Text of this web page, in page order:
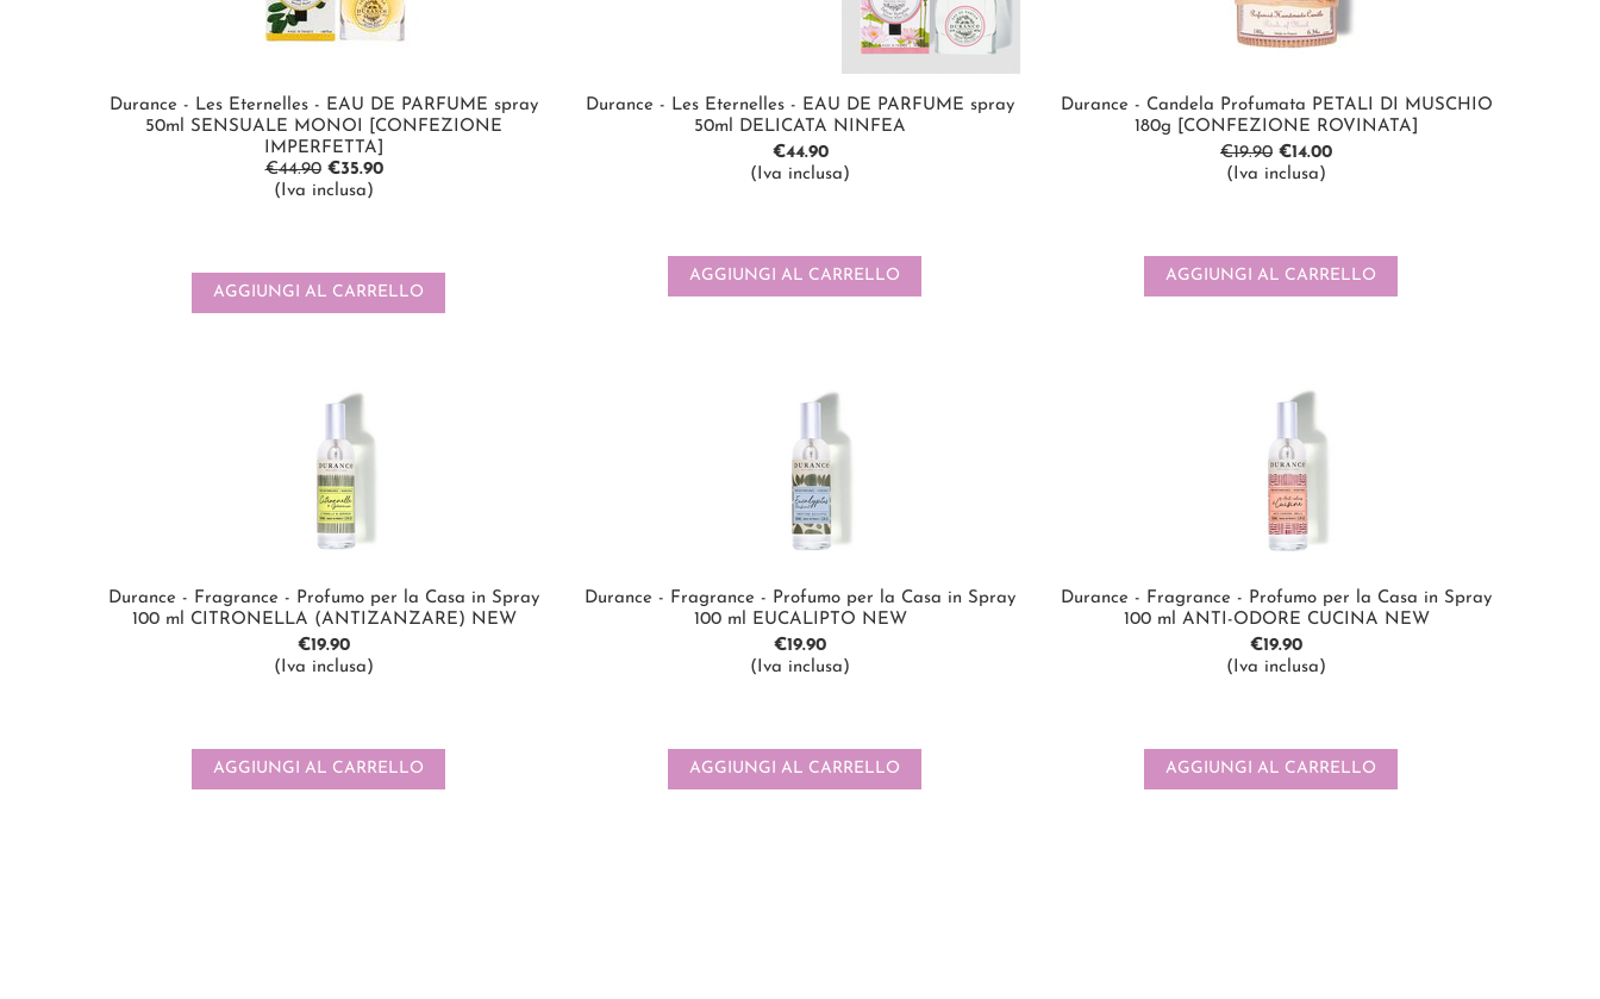
Durance - Les Eternelles - EAU DE PARFUME spray
50ml SENSUALE MONOI [CONFEZIONE
IMPERFETTA]
€44.90 €35.90
(Iva inclusa)
AGGIUNGI AL CARRELLO
Durance - Les Eternelles - EAU DE PARFUME spray
50ml DELICATA NINFEA
€44.90
(Iva inclusa)
AGGIUNGI AL CARRELLO
Durance - Candela Profumata PETALI DI MUSCHIO
180g [CONFEZIONE ROVINATA]
€19.90 €14.00
(Iva inclusa)
AGGIUNGI AL CARRELLO
Durance - Fragrance - Profumo per la Casa in Spray
100 ml CITRONELLA (ANTIZANZARE) NEW
€19.90
(Iva inclusa)
AGGIUNGI AL CARRELLO
Durance - Fragrance - Profumo per la Casa in Spray
100 ml EUCALIPTO NEW
€19.90
(Iva inclusa)
AGGIUNGI AL CARRELLO
Durance - Fragrance - Profumo per la Casa in Spray
100 ml ANTI-ODORE CUCINA NEW
€19.90
(Iva inclusa)
AGGIUNGI AL CARRELLO